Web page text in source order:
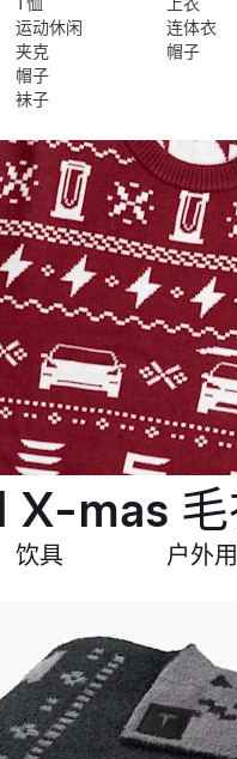
运动休闲
夹克
帽子
袜子
连体衣
帽子
X-mas 毛
饮具 户外